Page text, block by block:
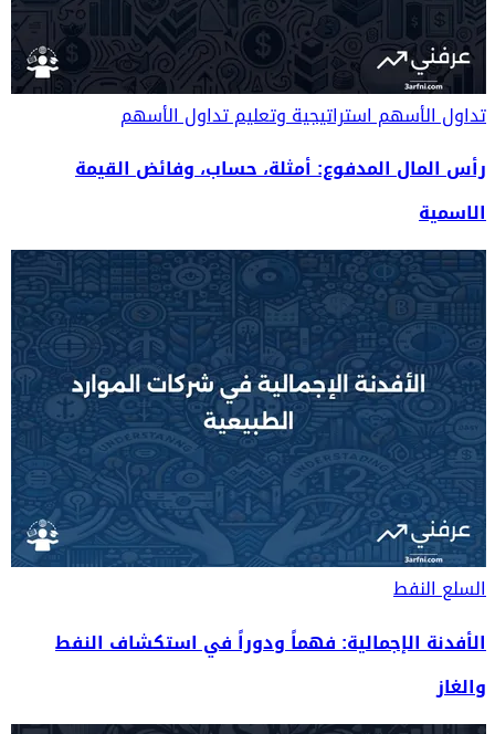
تداول الأسهماستراتيجية وتعليم تداول الأسهم
رأس المال المدفوع: أمثلة، حساب، وفائض القيمة
الاسمية
السلعالنفط
الأفدنة الإجمالية: فهماً ودوراً في استكشاف النفط
والغاز